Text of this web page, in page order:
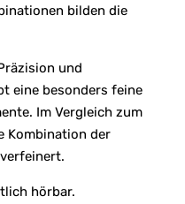
bilden die
und
eine besonders feine
Im Vergleich zum
Kombination der
hörbar.